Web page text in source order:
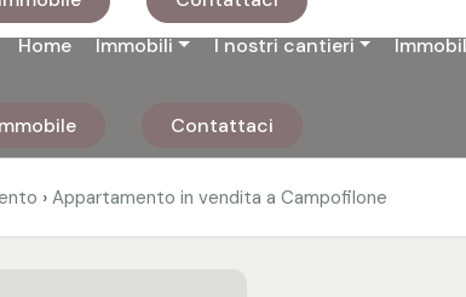
Home Immobili I nostri cantieri
Contattaci
› Appartamento in vendita a Campofilone